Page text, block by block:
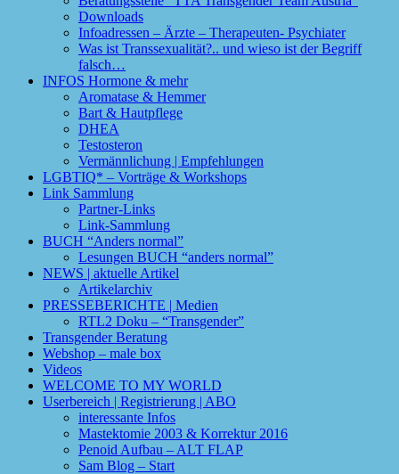
Downloads
Infoadressen – Ärzte – Therapeuten- Psychiater
Was ist Transsexualität?.. und wieso ist der Begriff
falsch…
INFOS Hormone & mehr
Aromatase & Hemmer
Bart & Hautpflege
DHEA
Testosteron
Vermännlichung | Empfehlungen
LGBTIQ* – Vorträge & Workshops
Link Sammlung
Partner-Links
Link-Sammlung
BUCH “Anders normal”
Lesungen BUCH “anders normal”
NEWS | aktuelle Artikel
Artikelarchiv
PRESSEBERICHTE | Medien
RTL2 Doku – “Transgender”
Transgender Beratung
Webshop – male box
Videos
WELCOME TO MY WORLD
Userbereich | Registrierung | ABO
interessante Infos
Mastektomie 2003 & Korrektur 2016
Penoid Aufbau – ALT FLAP
Sam Blog – Start